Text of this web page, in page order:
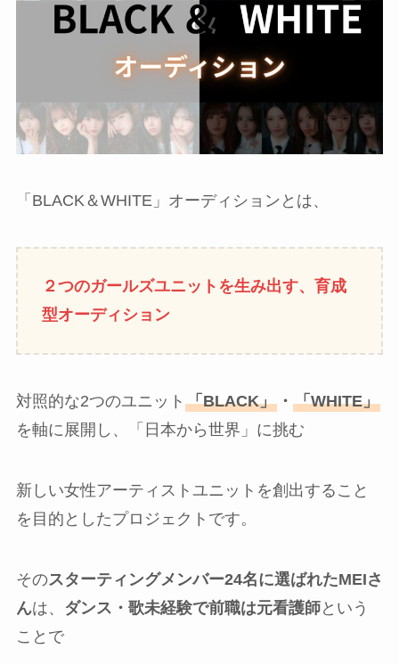
「BLACK＆WHITE」オーディションとは、
２つのガールズユニットを生み出す、育成
型オーディション
対照的な2つのユニット 「BLACK」・ 「WHITE」
を軸に展開し、「日本から世界」に挑む
新しい女性アーティストユニットを創出すること
を目的としたプロジェクトです。
そのスターティングメンバー24名に選ばれたMEIさ
んは、 ダンス・歌未経験で前職は元看護師という
ことで